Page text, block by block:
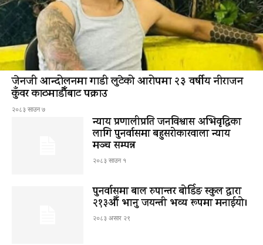
जेनजी आन्दोलनमा गाडी लुटेको आरोपमा २३ वर्षीय नीराजन
कुँवर काठमाडौँबाट पक्राउ
२०८३ साउन ७
न्याय प्रणालीप्रति जनविश्वास अभिवृद्धिका
लागि पुनर्वासमा बहुसरोकारवाला न्याय
मञ्च सम्पन्न
२०८३ साउन १
पुनर्वासमा बाल रुपान्तर बोर्डिङ स्कुल द्धारा
२१३औँ भानु जयन्ती भव्य रूपमा मनाईयो।
२०८३ असार २९